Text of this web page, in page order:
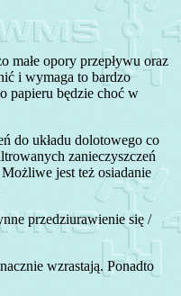
małe opory przepływu oraz
i wymaga to bardzo
papieru będzie choć w
do układu dolotowego co
zanieczyszczeń
jest też osiadanie
przedziurawienie się /
wzrastają. Ponadto